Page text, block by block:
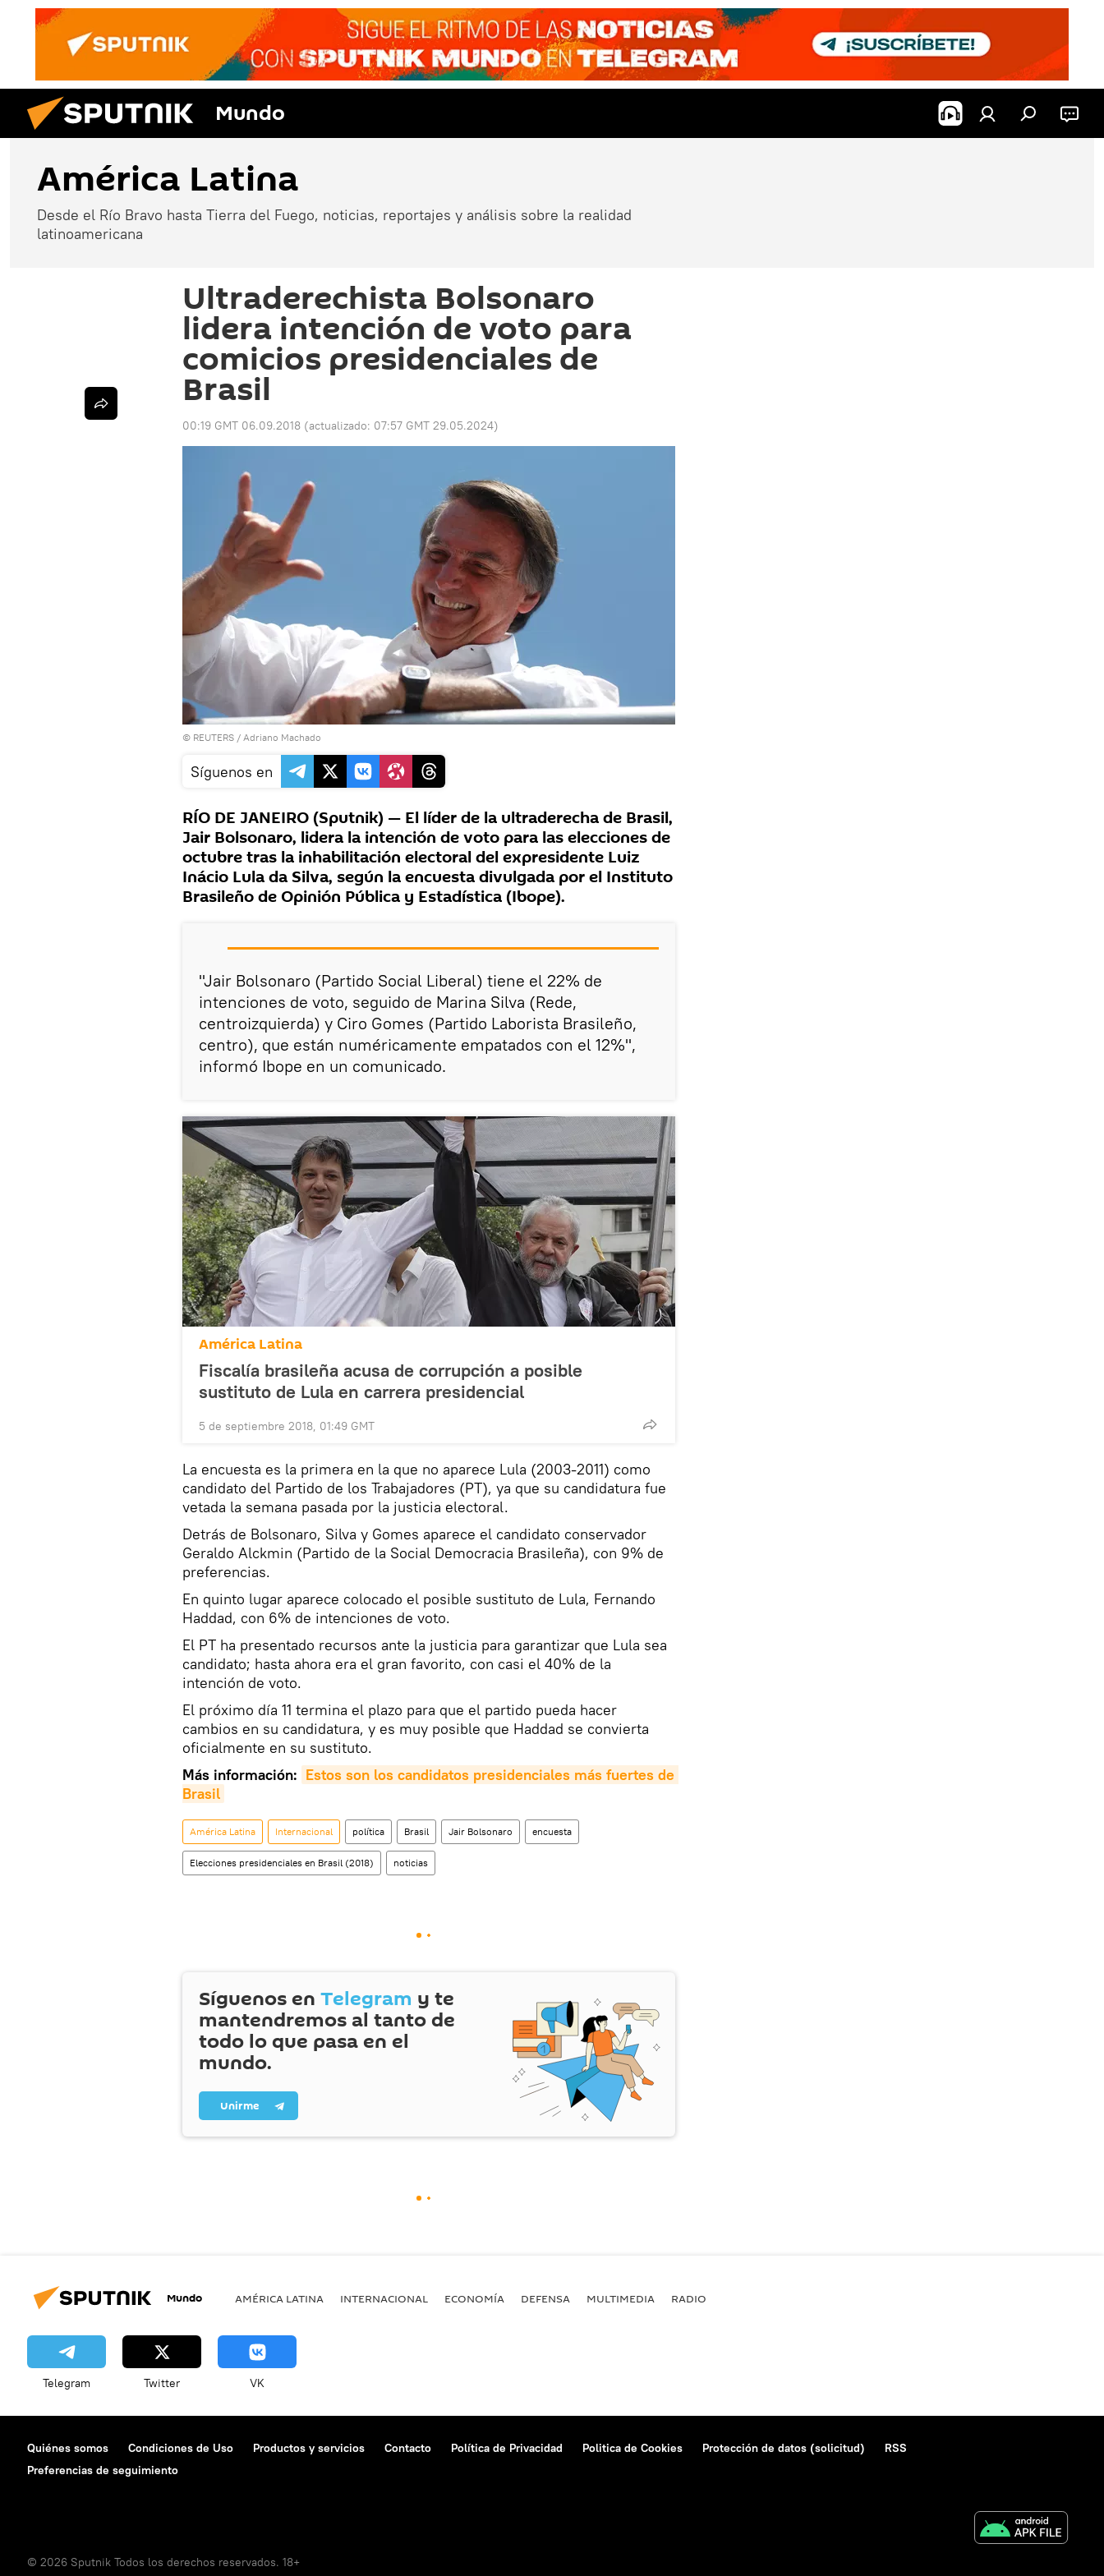
Mundo
América Latina
Desde el Río Bravo hasta Tierra del Fuego, noticias, reportajes y análisis sobre la realidad
latinoamericana
Ultraderechista Bolsonaro
lidera intención de voto para
comicios presidenciales de
Brasil
00:19 GMT 06.09.2018 (actualizado: 07:57 GMT 29.05.2024)
© REUTERS / Adriano Machado
Síguenos en
RÍO DE JANEIRO (Sputnik) — El líder de la ultraderecha de Brasil,
Jair Bolsonaro, lidera la intención de voto para las elecciones de
octubre tras la inhabilitación electoral del expresidente Luiz
Inácio Lula da Silva, según la encuesta divulgada por el Instituto
Brasileño de Opinión Pública y Estadística (Ibope).
"Jair Bolsonaro (Partido Social Liberal) tiene el 22% de
intenciones de voto, seguido de Marina Silva (Rede,
centroizquierda) y Ciro Gomes (Partido Laborista Brasileño,
centro), que están numéricamente empatados con el 12%",
informó Ibope en un comunicado.
América Latina
Fiscalía brasileña acusa de corrupción a posible
sustituto de Lula en carrera presidencial
5 de septiembre 2018, 01:49 GMT
La encuesta es la primera en la que no aparece Lula (2003-2011) como
candidato del Partido de los Trabajadores (PT), ya que su candidatura fue
vetada la semana pasada por la justicia electoral.
Detrás de Bolsonaro, Silva y Gomes aparece el candidato conservador
Geraldo Alckmin (Partido de la Social Democracia Brasileña), con 9% de
preferencias.
En quinto lugar aparece colocado el posible sustituto de Lula, Fernando
Haddad, con 6% de intenciones de voto.
El PT ha presentado recursos ante la justicia para garantizar que Lula sea
candidato; hasta ahora era el gran favorito, con casi el 40% de la
intención de voto.
El próximo día 11 termina el plazo para que el partido pueda hacer
cambios en su candidatura, y es muy posible que Haddad se convierta
oficialmente en su sustituto.
Más información: Estos son los candidatos presidenciales más fuertes de
Brasil
América Latina Internacional política Brasil Jair Bolsonaro encuesta
Elecciones presidenciales en Brasil (2018) noticias
Síguenos en Telegram y te
mantendremos al tanto de
todo lo que pasa en el
mundo.
Unirme
Mundo AMÉRICA LATINA INTERNACIONAL ECONOMÍA DEFENSA MULTIMEDIA RADIO
Telegram Twitter VK
Quiénes somos Condiciones de Uso Productos y servicios Contacto Política de Privacidad Politica de Cookies Protección de datos (solicitud)
RSS
Preferencias de seguimiento
© 2026 Sputnik Todos los derechos reservados. 18+